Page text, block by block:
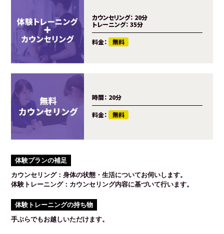
カウンセリング： 20分
トレーニング： 35分
料金： 無料
時間： 20分
料金： 無料
体験プランの補足
カウンセリング：身体の状態・生活についてお伺いします。
体験トレーニング：カウンセリング内容に基づいて行います。
体験トレーニングの持ち物
手ぶらでもお越しいただけます。